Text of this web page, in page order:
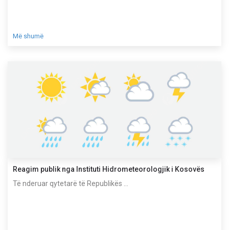
Më shumë
Reagim publik nga Instituti Hidrometeorologjik i Kosovës
Të nderuar qytetarë të Republikës ...